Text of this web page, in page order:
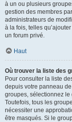
à un ou plusieurs
gestion des membres
administrateurs de
à la fois, telles
un forum privé.
Haut
Où trouver la liste des
Pour consulter la liste
depuis votre panneau
groupes, sélectionnez
Toutefois, tous les
nécessiter une
être masqués. Si le